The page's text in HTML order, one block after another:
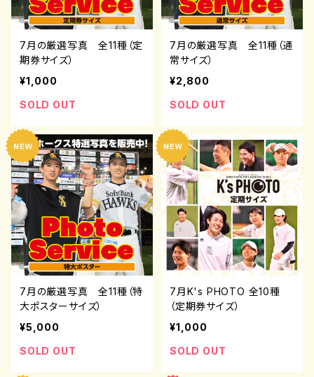
7月の厳選写真 全11種（定
期券サイズ）
¥1,000
SOLD OUT
7月の厳選写真 全11種（通
常サイズ）
¥2,800
SOLD OUT
7月の厳選写真 全11種（特
大ポスターサイズ）
¥5,000
SOLD OUT
7月K's PHOTO 全10種
（定期券サイズ）
¥1,000
SOLD OUT